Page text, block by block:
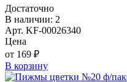
Достаточно
В наличии: 2
Арт. KF-00026340
Цена
от 169 ₽
В корзину